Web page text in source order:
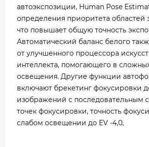
автоэкспозиции, Human Pose
определения приоритета областей
что повышает общую точность
Автоматический баланс белого
от улучшенного процессора
интеллекта, помогающего в
освещения. Другие функции
включают брекетинг фокусировки
изображений с последовательным
точек фокусировки, точность
слабом освещении до EV -4,0,